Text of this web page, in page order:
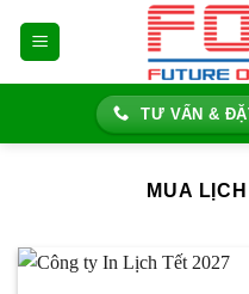
TƯ VẤN &
MUA